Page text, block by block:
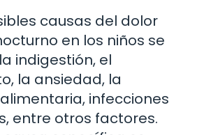
causas del dolor
en los niños se
indigestión, el
la ansiedad, la
infecciones
entre otros factores.